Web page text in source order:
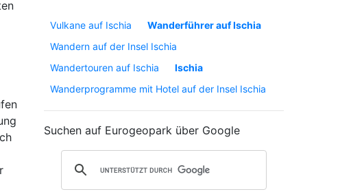
Vulkane auf Ischia
Wanderführer auf Ischia
Wandern auf der Insel Ischia
Wandertouren auf Ischia
Ischia
Wanderprogramme mit Hotel auf der Insel Ischia
Suchen auf Eurogeopark über Google